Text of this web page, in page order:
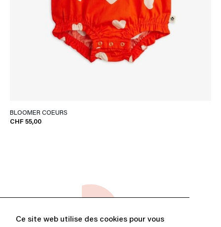
Ce site web utilise des cookies pour vous
BLOOMER COEURS
CHF 55,00